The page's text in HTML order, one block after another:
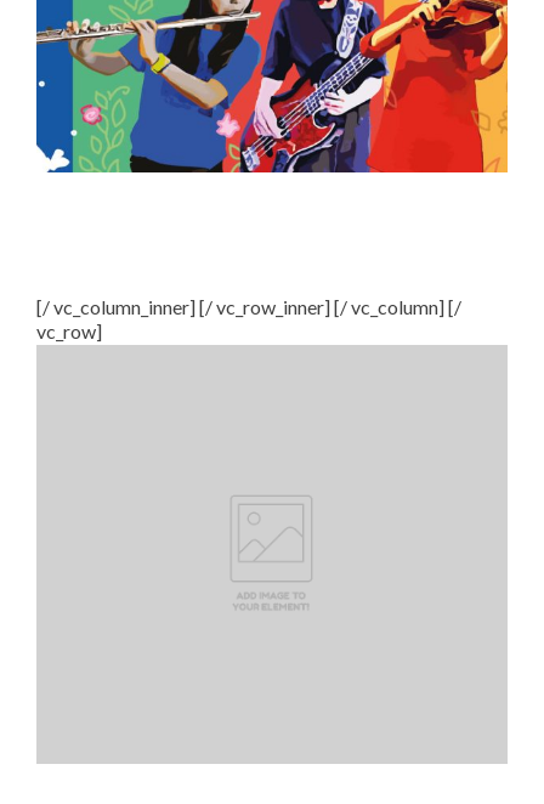
[/ vc_column_inner] [/ vc_row_inner] [/ vc_column] [/
vc_row]